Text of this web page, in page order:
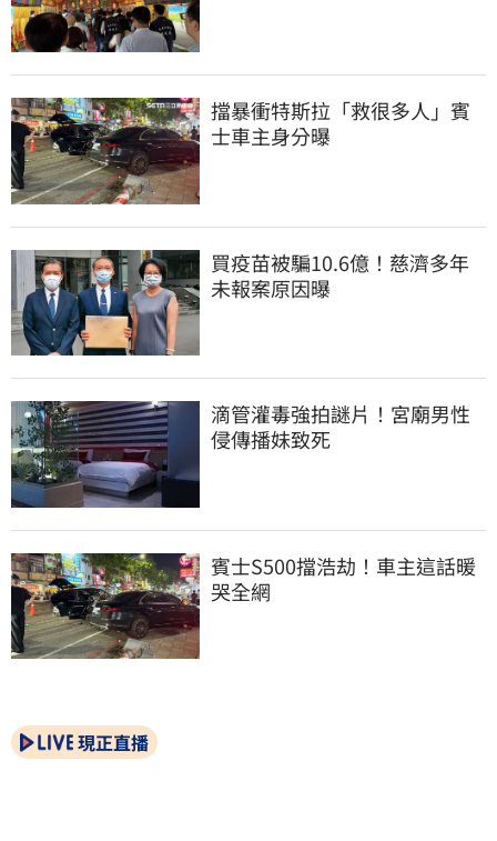
擋暴衝特斯拉「救很多人」賓
士車主身分曝
買疫苗被騙10.6億！慈濟多年
未報案原因曝
滴管灌毒強拍謎片！宮廟男性
侵傳播妹致死
賓士S500擋浩劫！車主這話暖
哭全網
現正直播